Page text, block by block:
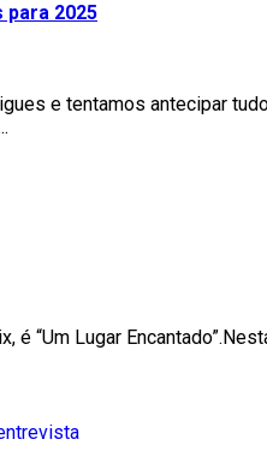
para 2025
e tentamos antecipar
é “Um Lugar